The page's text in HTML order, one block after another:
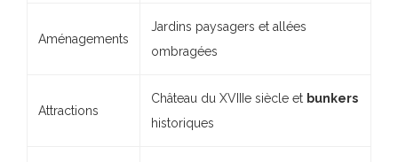
Aménagements
Jardins paysagers et allées
ombragées
Attractions
Château du XVIIIe siècle et bunkers
historiques